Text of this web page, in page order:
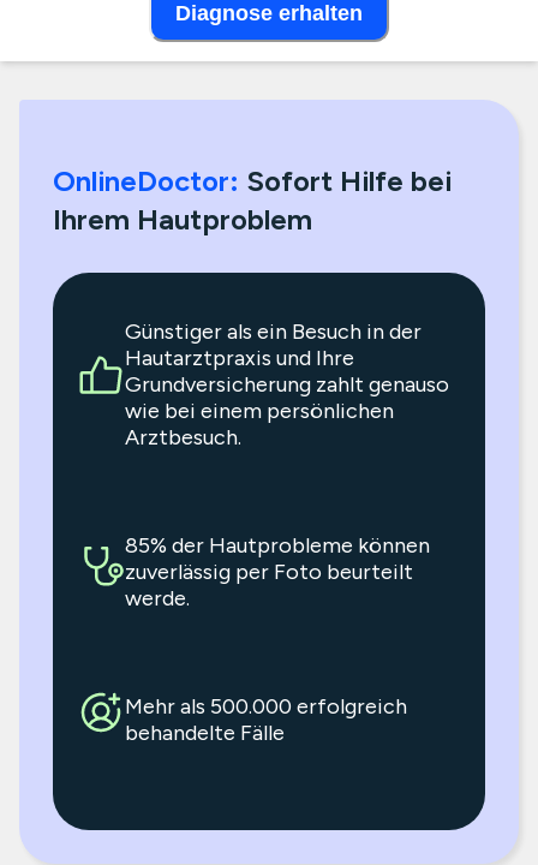
Diagnose erhalten
OnlineDoctor: Sofort Hilfe bei
Ihrem Hautproblem
Günstiger als ein Besuch in der
Hautarztpraxis und Ihre
Grundversicherung zahlt genauso
wie bei einem persönlichen
Arztbesuch.
85% der Hautprobleme können
zuverlässig per Foto beurteilt
werde.
Mehr als 500.000 erfolgreich
behandelte Fälle